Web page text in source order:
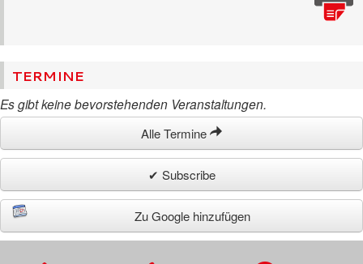
TERMINE
Es gibt keine bevorstehenden Veranstaltungen.
Alle Termine
✔ Subscribe
Zu Google hinzufügen